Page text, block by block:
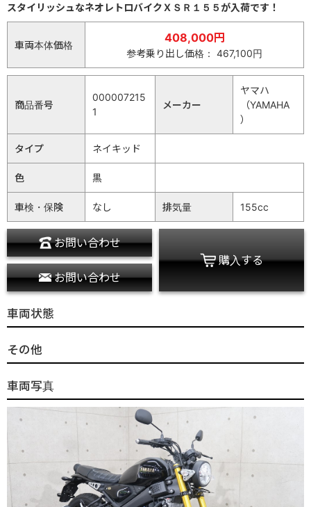
スタイリッシュなネオレトロバイクＸＳＲ１５５が入荷です！
車両本体価格
408,000円
参考乗り出し価格： 467,100円
商品番号
000007215
1
メーカー
ヤマハ
（YAMAHA
）
タイプ ネイキッド
色 黒
車検・保険 なし 排気量 155cc
お問い合わせ
お問い合わせ
購入する
車両状態
その他
車両写真